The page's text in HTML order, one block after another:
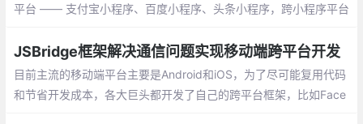
平台 —— 支付宝小程序、百度小程序、头条小程序，跨小程序平台
JSBridge框架解决通信问题实现移动端跨平台开发
目前主流的移动端平台主要是Android和iOS，为了尽可能复用代码
和节省开发成本，各大巨头都开发了自己的跨平台框架，比如Face